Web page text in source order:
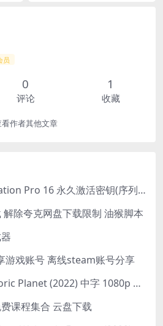
员
0
评论
1
收藏
看作者其他文章
VMware Workstation Pro 16 永久激活密钥(序列号)
除夸克网盘下载限制 油猴脚本
游戏账号 离线steam账号分享
史前星球 Prehistoric Planet (2022) 中字 1080p 高清 阿里云盘 2022.5.27已更新全集
课程集合 云盘下载